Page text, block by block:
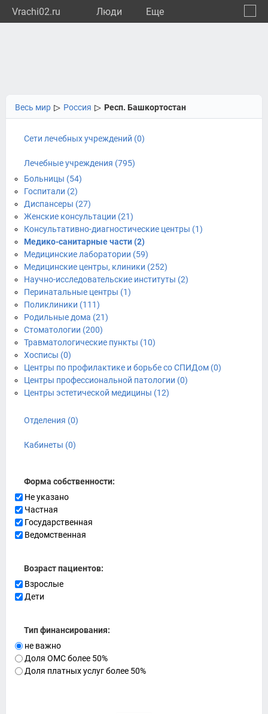
Vrachi02.ru Люди Eще
Весь мир ▷ Россия ▷ Респ. Башкортостан
Сети лечебных учреждений (0)
Лечебные учреждения (795)
Больницы (54)
Госпитали (2)
Диспансеры (27)
Женские консультации (21)
Консультативно-диагностические центры (1)
Медико-санитарные части (2)
Медицинские лаборатории (59)
Медицинские центры, клиники (252)
Научно-исследовательские институты (2)
Перинатальные центры (1)
Поликлиники (111)
Родильные дома (21)
Стоматологии (200)
Травматологические пункты (10)
Хосписы (0)
Центры по профилактике и борьбе со СПИДом (0)
Центры профессиональной патологии (0)
Центры эстетической медицины (12)
Отделения (0)
Кабинеты (0)
Форма собственности:
Не указано
Частная
Государственная
Ведомственная
Возраст пациентов:
Взрослые
Дети
Тип финансирования:
не важно
Доля ОМС более 50%
Доля платных услуг более 50%